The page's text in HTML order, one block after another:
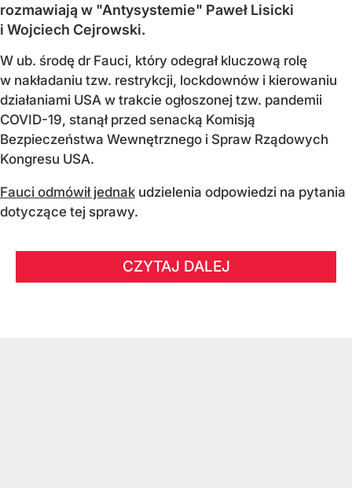
rozmawiają w "Antysystemie" Paweł Lisicki
i Wojciech Cejrowski.
W ub. środę dr Fauci, który odegrał kluczową rolę
w nakładaniu tzw. restrykcji, lockdownów i kierowaniu
działaniami USA w trakcie ogłoszonej tzw. pandemii
COVID-19, stanął przed senacką Komisją
Bezpieczeństwa Wewnętrznego i Spraw Rządowych
Kongresu USA.
Fauci odmówił jednak udzielenia odpowiedzi na pytania
dotyczące tej sprawy.
CZYTAJ DALEJ